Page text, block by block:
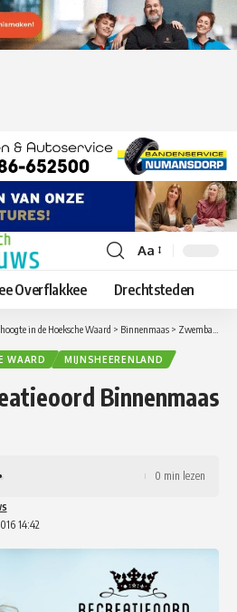
Lettergrootte
aanpassen
Aa
Overflakkee Drechtsteden
in de Hoeksche Waard > Binnenmaas > Zwembad Recreatieoord Binnenmaas vol.
WAARD MIJNSHEERENLAND
Binnenmaas
14:42
0 min lezen